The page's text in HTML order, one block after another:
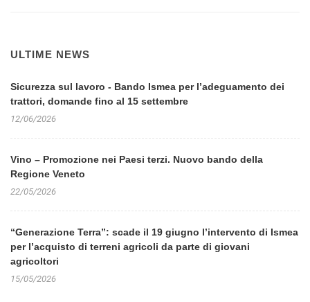
ULTIME NEWS
Sicurezza sul lavoro - Bando Ismea per l’adeguamento dei
trattori, domande fino al 15 settembre
12/06/2026
Vino – Promozione nei Paesi terzi. Nuovo bando della
Regione Veneto
22/05/2026
“Generazione Terra”: scade il 19 giugno l’intervento di Ismea
per l’acquisto di terreni agricoli da parte di giovani
agricoltori
15/05/2026